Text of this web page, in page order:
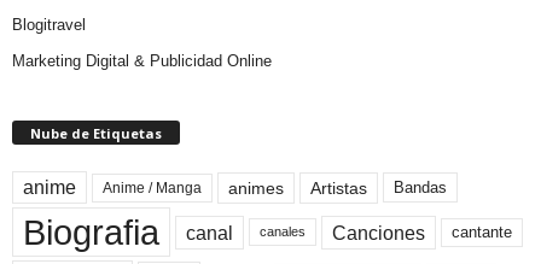
Blogitravel
Marketing Digital & Publicidad Online
Nube de Etiquetas
anime Anime / Manga animes Artistas Bandas
Biografia canal canales Canciones cantante